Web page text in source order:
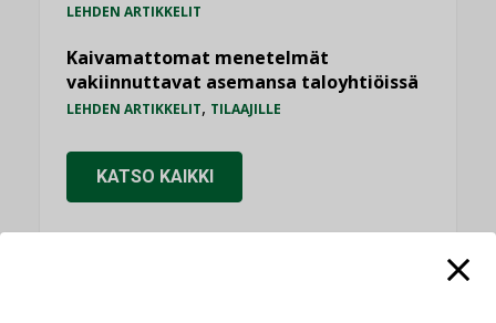
LEHDEN ARTIKKELIT
Kaivamattomat menetelmät
vakiinnuttavat asemansa taloyhtiöissä
LEHDEN ARTIKKELIT, TILAAJILLE
KATSO KAIKKI